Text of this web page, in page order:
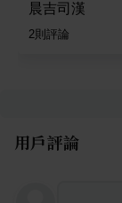
晨吉司漢
2則評論
用戶評論